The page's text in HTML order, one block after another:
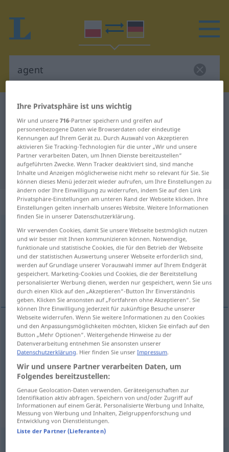
Polnisch-Deutsch Wörterbuch
Polnisch-Deutsch Übersetzung für
"agent"
"agent" Deutsch Übersetzung
„agent“: rodzaj męski
agentm <-a;-ci>agentkaf<-i;gen-tek>
Übersicht aller Übersetzungen
(Für mehr Details die Übersetzung anklicken/antippen)
Agentin, Spionin
Agent(in)m(f) agent
Spion(in) m(f)
Beispielsätze für "agent"
Ihre Privatsphäre ist uns wichtig
Wir und unsere716-Partner speichern und greifen auf
personenbezogene Daten wie Browserdaten oder eindeutige
Kennungen auf Ihrem Gerät zu. Durch Auswahl von Akzeptieren
aktivieren Sie Tracking-Technologien für die unter „Wir und unsere
Partner verarbeiten Daten, um Ihnen Dienste bereitzustellen“
aufgeführten Zwecke. Wenn Tracker deaktiviert sind, sind manche
Inhalte und Anzeigen möglicherweise nicht mehr so relevant für Sie. Sie
können dieses Menü jederzeit wieder aufrufen, um Ihre Einstellungen zu
ändern oder Ihre Einwilligung zu widerrufen, indem Sie auf den Link
Privatsphäre-Einstellungen am unteren Rand der Webseite klicken. Ihre
Einstellungen gelten innerhalb unseres Website. Weitere Informationen
finden Sie in unserer Datenschutzerklärung.
Wir verwenden Cookies, damit Sie unsere Webseite bestmöglich nutzen
und wir besser mit Ihnen kommunizieren können. Notwendige,
funktionale und statistische Cookies, die für den Betrieb der Webseite
und der statistischen Auswertung unserer Webseite erforderlich sind,
werden auf Grundlage unserer Vorauswahl immer auf Ihrem Endgerät
gespeichert. Marketing-Cookies und Cookies, die der Bereitstellung
personalisierter Werbung dienen, werden nur gespeichert, wenn Sie uns
durch einen Klick auf den „Akzeptieren“-Button Ihr Einverständnis
geben. Klicken Sie ansonsten auf „Fortfahren ohne Akzeptieren“. Sie
können Ihre Einwilligung jederzeit für zukünftige Besuche unserer
Webseite widerrufen. Wenn Sie weitere Informationen zu den Cookies
und den Anpassungsmöglichkeiten möchten, klicken Sie einfach auf den
Button „Mehr Optionen“. Weitergehende Hinweise zu der
Datenverarbeitung entnehmen Sie ansonsten unserer
Datenschutzerklärung. Hier finden Sie unserImpressum.
Wir und unsere Partner verarbeiten Daten, um
Folgendes bereitzustellen:
Genaue Geolocation-Daten verwenden. Geräteeigenschaften zur
Identifikation aktiv abfragen. Speichern von und/oder Zugriff auf
Informationen auf einem Gerät. Personalisierte Werbung und Inhalte,
Messung von Werbung und Inhalten, Zielgruppenforschung und
Entwicklung von Dienstleistungen.
Liste der Partner (Lieferanten)